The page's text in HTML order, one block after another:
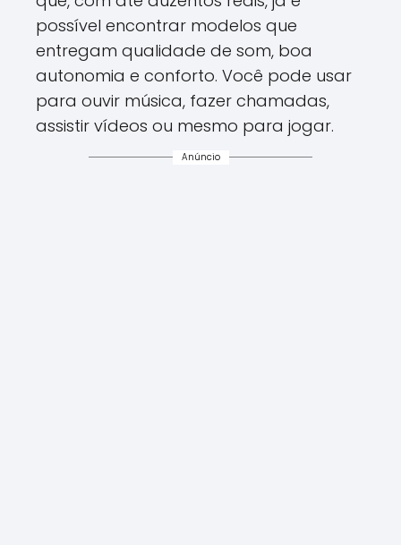
possível encontrar modelos que
entregam qualidade de som, boa
autonomia e conforto. Você pode usar
para ouvir música, fazer chamadas,
assistir vídeos ou mesmo para jogar.
Anúncio